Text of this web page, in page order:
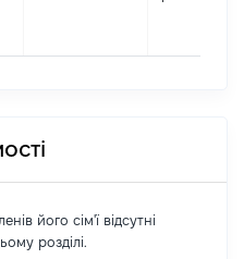
його сім'ї відсутні
розділі.